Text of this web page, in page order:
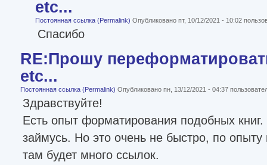
etc...
Постоянная ссылка (Permalink) Опубликовано пт, 10/12/2021 - 10:02
Спасибо
RE:Прошу
etc...
Постоянная ссылка (Permalink) Опубликовано пн, 13/12/2021 - 04:37
Здравствуйте!
Есть опыт форматирования подобных
займусь. Но это очень не быстро, по
там будет много ссылок.